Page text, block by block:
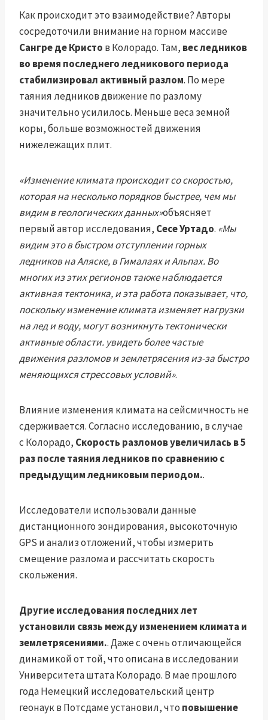
Как происходит это взаимодействие? Авторы
сосредоточили внимание на горном массиве
Сангре де Кристо в Колорадо. Там, вес ледников
во время последнего ледникового периода
стабилизировал активный разлом. По мере
таяния ледников движение по разлому
значительно усилилось. Меньше веса земной
коры, больше возможностей движения
нижележащих плит.
«Изменение климата происходит со скоростью,
которая на несколько порядков быстрее, чем мы
видим в геологических данных»объясняет
первый автор исследования, Сесе Уртадо. «Мы
видим это в быстром отступлении горных
ледников на Аляске, в Гималаях и Альпах. Во
многих из этих регионов также наблюдается
активная тектоника, и эта работа показывает, что,
поскольку изменение климата изменяет нагрузки
на лед и воду, могут возникнуть тектонически
активные области. увидеть более частые
движения разломов и землетрясения из-за быстро
меняющихся стрессовых условий».
Влияние изменения климата на сейсмичность не
сдерживается. Согласно исследованию, в случае
с Колорадо, Скорость разломов увеличилась в 5
раз после таяния ледников по сравнению с
предыдущим ледниковым периодом..
Исследователи использовали данные
дистанционного зондирования, высокоточную
GPS и анализ отложений, чтобы измерить
смещение разлома и рассчитать скорость
скольжения.
Другие исследования последних лет
установили связь между изменением климата и
землетрясениями.. Даже с очень отличающейся
динамикой от той, что описана в исследовании
Университета штата Колорадо. В мае прошлого
года Немецкий исследовательский центр
геонаук в Потсдаме установил, что повышение